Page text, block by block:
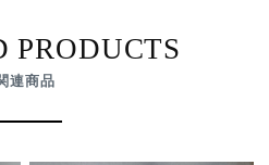
PRODUCTS
連商品